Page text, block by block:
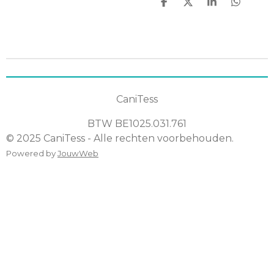
D
D
S
D
CaniTess
BTW BE1025.031.761
© 2025 CaniTess - Alle rechten voorbehouden.
Powered byJouwWeb